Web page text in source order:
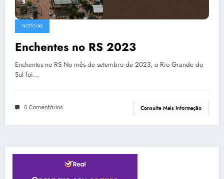
NOTÍCIAS
Enchentes no RS 2023
Enchentes no RS No mês de setembro de 2023, o Rio Grande do
Sul foi…
0 Comentários Consulte Mais Informação